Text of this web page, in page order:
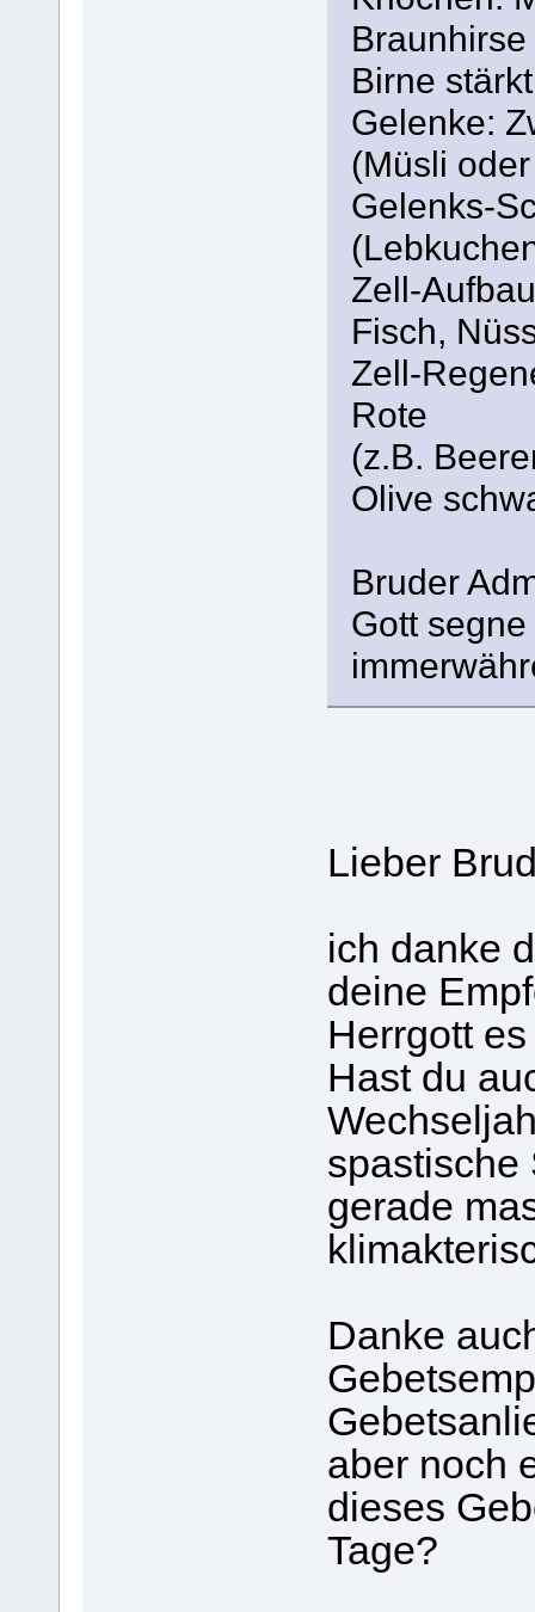
Birne
Gelenke:
(Müsli
Gelenks-
Zell-
Fisch,
Zell-
Rote
(z.B.
Olive
Bruder
Gott
Lieber
ich danke
deine
Herrgott
Hast du
spastische
gerade
Danke
aber noch
dieses
Tage?